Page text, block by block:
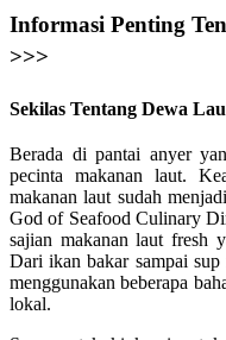
Informasi Penting
>>>
Sekilas Tentang Dewa
Berada di pantai anyer
pecinta makanan laut.
makanan laut sudah
God of Seafood Culinary
sajian makanan laut fresh
Dari ikan bakar sampai
menggunakan beberapa
lokal.